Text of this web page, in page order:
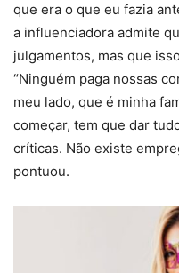
que era o que eu fazia
a influenciadora admite
julgamentos, mas que
“Ninguém paga nossas
meu lado, que é minha
começar, tem que dar
críticas. Não existe
pontuou.